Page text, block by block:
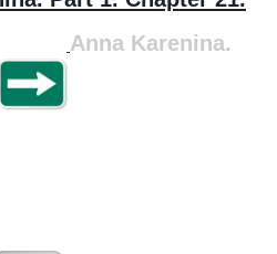
Anna Karenina.